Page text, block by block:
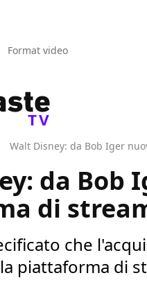
Format video
TV
Walt Disney: da Bob Iger
da
di
che
piattaforma di